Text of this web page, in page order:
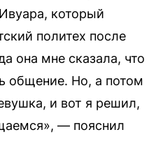
который
политех после
она мне сказала, что
общение. Но, а потом
и вот я решил,
— пояснил